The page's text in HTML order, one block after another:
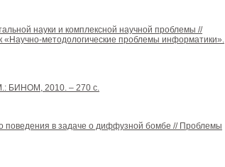
науки и комплексной научной проблемы //
методологические проблемы информатики».
БИНОМ, 2010. – 270 с.
поведения в задаче о диффузной бомбе // Проблемы